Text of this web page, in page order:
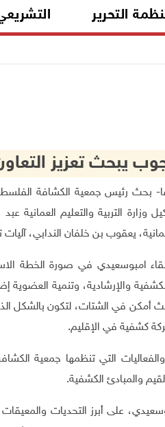
التحرير
يبحث تعزيز
15-8-2022 وفا- بحث رئيس جمعية الكشافة
وزارة التربية والتعليم العمانية
يعقوب بن خلفان الندابي، آليات
امبوسعيدي في صورة الخطة
والإرشادية، وتنمية العضوية
أمكن في الشتات، لتكون بالشكل
كشفية في الإقليم.
والفعاليات التي تنظمها جمعية
والمبادئ الكشفية.
على أبرز التحديات